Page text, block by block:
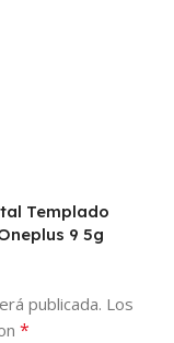
Templado
9 5g
publicada. Los
*